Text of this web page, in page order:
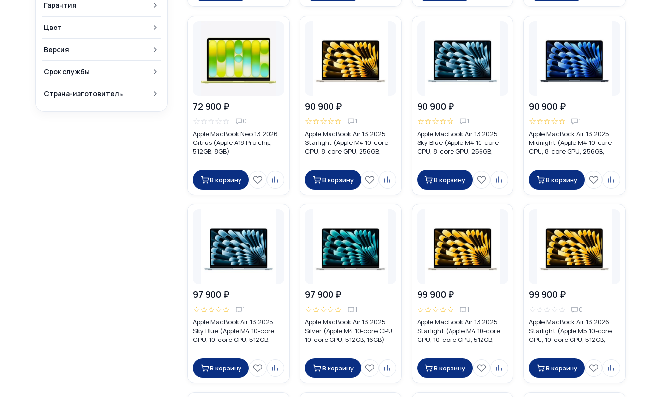
Гарантия
Цвет
Версия
Срок службы
Страна-изготовитель
72 900 ₽
☆☆☆☆☆ 0
Apple MacBook Neo 13 2026
Citrus (Apple A18 Pro chip,
512GB, 8GB)
В корзину
90 900 ₽
☆☆☆☆☆ 1
Apple MacBook Air 13 2025
Starlight (Apple M4 10-core
CPU, 8-core GPU, 256GB,
В корзину
90 900 ₽
☆☆☆☆☆ 1
Apple MacBook Air 13 2025
Sky Blue (Apple M4 10-core
CPU, 8-core GPU, 256GB,
В корзину
90 900 ₽
☆☆☆☆☆ 1
Apple MacBook Air 13 2025
Midnight (Apple M4 10-core
CPU, 8-core GPU, 256GB,
В корзину
97 900 ₽
☆☆☆☆☆ 1
Apple MacBook Air 13 2025
Sky Blue (Apple M4 10-core
CPU, 10-core GPU, 512GB,
В корзину
97 900 ₽
☆☆☆☆☆ 1
Apple MacBook Air 13 2025
Silver (Apple M4 10-core CPU,
10-core GPU, 512GB, 16GB)
В корзину
99 900 ₽
☆☆☆☆☆ 1
Apple MacBook Air 13 2025
Starlight (Apple M4 10-core
CPU, 10-core GPU, 512GB,
В корзину
99 900 ₽
☆☆☆☆☆ 0
Apple MacBook Air 13 2026
Starlight (Apple M5 10-core
CPU, 10-core GPU, 512GB,
В корзину